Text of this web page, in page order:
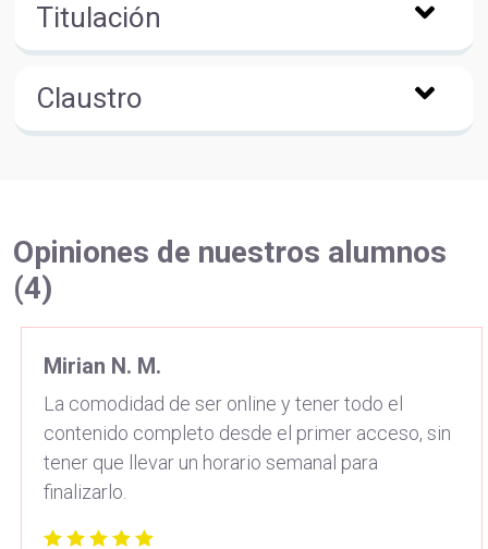
Titulación
Claustro
Opiniones de nuestros alumnos
(4)
Mirian N. M.
La comodidad de ser online y tener todo el
contenido completo desde el primer acceso, sin
tener que llevar un horario semanal para
finalizarlo.